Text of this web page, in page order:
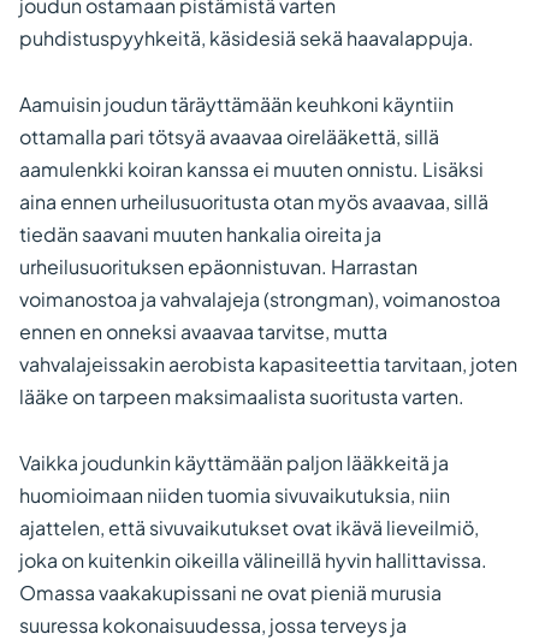
joudun ostamaan pistämistä varten
puhdistuspyyhkeitä, käsidesiä sekä haavalappuja.
Aamuisin joudun täräyttämään keuhkoni käyntiin
ottamalla pari tötsyä avaavaa oirelääkettä, sillä
aamulenkki koiran kanssa ei muuten onnistu. Lisäksi
aina ennen urheilusuoritusta otan myös avaavaa, sillä
tiedän saavani muuten hankalia oireita ja
urheilusuorituksen epäonnistuvan. Harrastan
voimanostoa ja vahvalajeja (strongman), voimanostoa
ennen en onneksi avaavaa tarvitse, mutta
vahvalajeissakin aerobista kapasiteettia tarvitaan, joten
lääke on tarpeen maksimaalista suoritusta varten.
Vaikka joudunkin käyttämään paljon lääkkeitä ja
huomioimaan niiden tuomia sivuvaikutuksia, niin
ajattelen, että sivuvaikutukset ovat ikävä lieveilmiö,
joka on kuitenkin oikeilla välineillä hyvin hallittavissa.
Omassa vaakakupissani ne ovat pieniä murusia
suuressa kokonaisuudessa, jossa terveys ja